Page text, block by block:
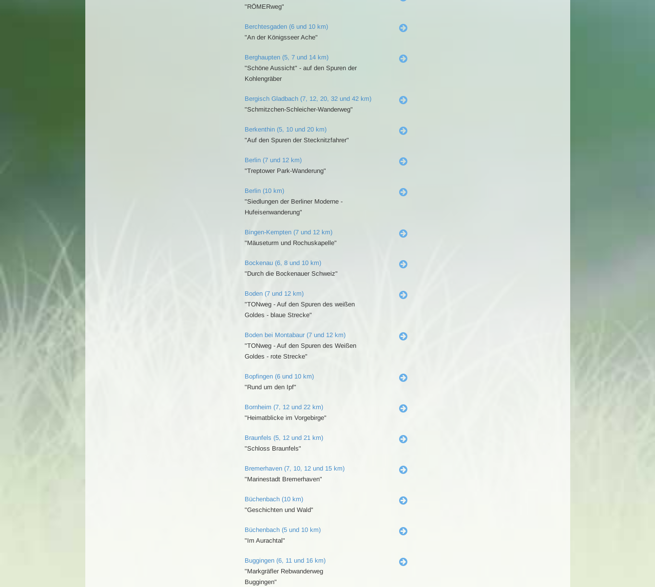
"RÖMERweg"
Berchtesgaden (6 und 10 km)
"An der Königsseer Ache"
Berghaupten (5, 7 und 14 km)
"Schöne Aussicht" - auf den Spuren der
Kohlengräber
Bergisch Gladbach (7, 12, 20, 32 und 42 km)
"Schmitzchen-Schleicher-Wanderweg"
Berkenthin (5, 10 und 20 km)
"Auf den Spuren der Stecknitzfahrer"
Berlin (7 und 12 km)
"Treptower Park-Wanderung"
Berlin (10 km)
"Siedlungen der Berliner Moderne -
Hufeisenwanderung"
Bingen-Kempten (7 und 12 km)
"Mäuseturm und Rochuskapelle"
Bockenau (6, 8 und 10 km)
"Durch die Bockenauer Schweiz"
Boden (7 und 12 km)
"TONweg - Auf den Spuren des weißen
Goldes - blaue Strecke"
Boden bei Montabaur (7 und 12 km)
"TONweg - Auf den Spuren des Weißen
Goldes - rote Strecke"
Bopfingen (6 und 10 km)
"Rund um den Ipf"
Bornheim (7, 12 und 22 km)
"Heimatblicke im Vorgebirge"
Braunfels (5, 12 und 21 km)
"Schloss Braunfels"
Bremerhaven (7, 10, 12 und 15 km)
"Marinestadt Bremerhaven"
Büchenbach (10 km)
"Geschichten und Wald"
Büchenbach (5 und 10 km)
"Im Aurachtal"
Buggingen (6, 11 und 16 km)
"Markgräfler Rebwanderweg
Buggingen"